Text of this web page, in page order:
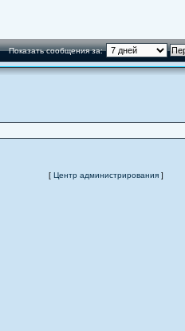
Показать сообщения за:
[ Центр администрирования ]